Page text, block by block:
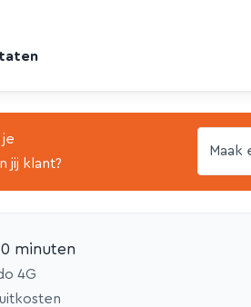
jij klant?
minuten
4G